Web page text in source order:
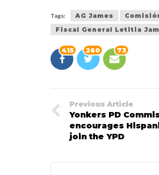
Tags: AG James
Fiscal General Letitia
415 260 73
Previous Article
Yonkers PD
encourages
join the YPD